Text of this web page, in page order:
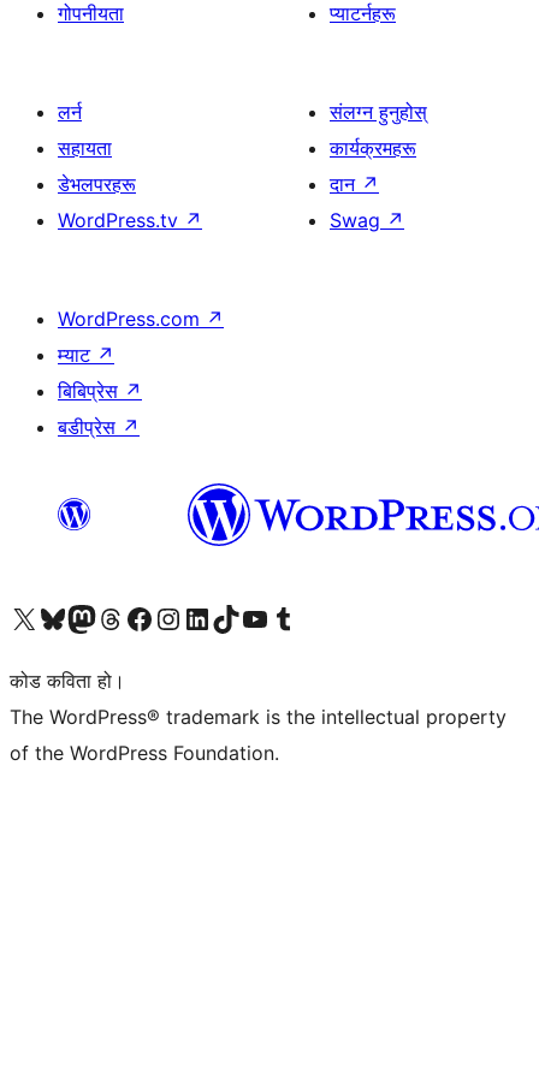
गोपनीयता
प्याटर्नहरू
लर्न
सहायता
डेभलपरहरू
WordPress.tv ↗
संलग्न हुनुहोस्
कार्यक्रमहरू
दान ↗
Swag ↗
WordPress.com ↗
म्याट ↗
बिबिप्रेस ↗
बडीप्रेस ↗
हाम्रो X (पहिले ट्विटर) खातामा जानुहोस्
हाम्रो Bluesky खाता भ्रमण गर्नुहोस्
हाम्रो म्यास्टोडन खाता भ्रमण गर्नुहोस्
हाम्रो थ्रेड्स खातामा जानुहोस्
हाम्रो फेसबुक पेजमा जानुहोस्
हाम्रो इन्स्टाग्राम खातामा जानुहोस्
हाम्रो लिङ्क्डइन खातामा जानुहोस्
हाम्रो TikTok खाता भ्रमण गर्नुहोस्
हाम्रो युट्युब च्यानलमा जानुहोस्
हाम्रो टम्बलर खाता भ्रमण गर्नुहोस्
कोड कविता हो।
The WordPress® trademark is the intellectual property
of the WordPress Foundation.